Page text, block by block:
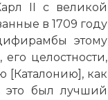
II с великой
в 1709 году
этому
целостности,
[Каталонию], как
это был лучший